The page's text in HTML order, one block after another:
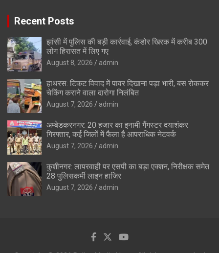
Recent Posts
झांसी में पुलिस की बड़ी कार्रवाई, कंडोर खिरक में करीब 300
लोग हिरासत में लिए गए
August 8, 2026 admin
हाथरस: टिकट विवाद में पावर दिखाना पड़ा भारी, बस रोककर
चेकिंग कराने वाला दारोगा निलंबित
August 7, 2026 admin
अम्बेडकरनगर: 20 हजार का इनामी गैंगस्टर दयाशंकर
गिरफ्तार, कई जिलों में फैला है आपराधिक नेटवर्क
August 7, 2026 admin
कुशीनगर: लापरवाही पर एसपी का बड़ा एक्शन, निरीक्षक समेत
28 पुलिसकर्मी लाइन हाजिर
August 7, 2026 admin